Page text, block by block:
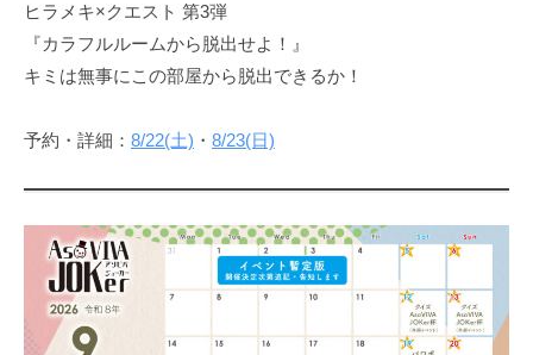
ヒラメキ×クエスト 第3弾
『カラフルルームから脱出せよ！』
キミは無事にこの部屋から脱出できるか！
予約・詳細： 8/22(土) ・ 8/23(日)